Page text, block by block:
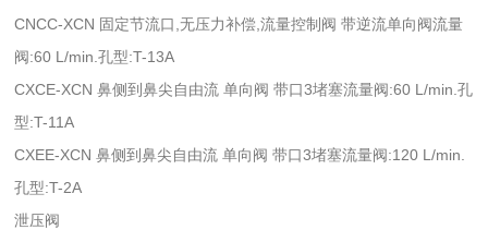
CNCC-XCN 固定节流口,无压力补偿,流量控制阀 带逆流单向阀流量
阀:60 L/min.孔型:T-13A
CXCE-XCN 鼻侧到鼻尖自由流 单向阀 带口3堵塞流量阀:60 L/min.孔
型:T-11A
CXEE-XCN 鼻侧到鼻尖自由流 单向阀 带口3堵塞流量阀:120 L/min.
孔型:T-2A
泄压阀